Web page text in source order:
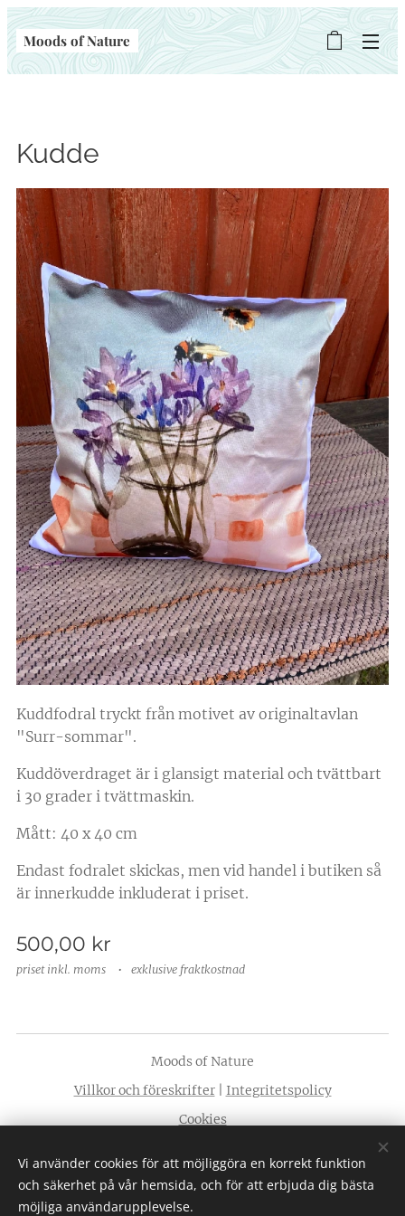
Moods of Nature
Kudde
Kuddfodral tryckt från motivet av originaltavlan
"Surr-sommar".
Kuddöverdraget är i glansigt material och tvättbart
i 30 grader i tvättmaskin.
Mått: 40 x 40 cm
Endast fodralet skickas, men vid handel i butiken så
är innerkudde inkluderat i priset.
500,00 kr
priset inkl. moms exklusive fraktkostnad
Moods of Nature
Villkor och föreskrifter| Integritetspolicy
Cookies
Språk
Svenska
American English
Vi använder cookies för att möjliggöra en korrekt funktion
och säkerhet på vår hemsida, och för att erbjuda dig bästa
möjliga användarupplevelse.